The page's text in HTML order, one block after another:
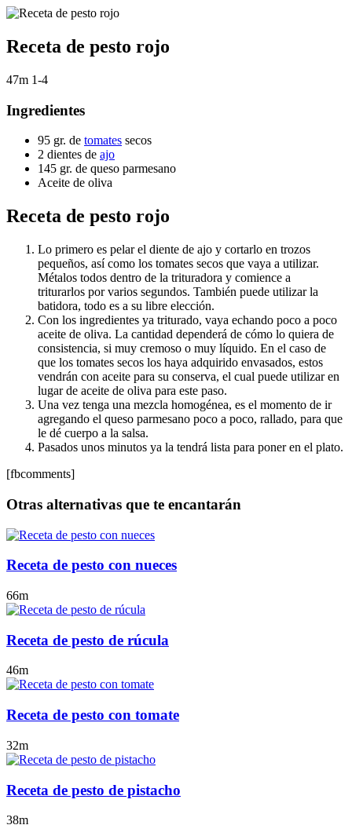
Receta de pesto rojo
47m 1-4
Ingredientes
95 gr. de tomates secos
2 dientes de ajo
145 gr. de queso parmesano
Aceite de oliva
Receta de pesto rojo
Lo primero es pelar el diente de ajo y cortarlo en trozos
pequeños, así como los tomates secos que vaya a utilizar.
Métalos todos dentro de la trituradora y comience a
triturarlos por varios segundos. También puede utilizar la
batidora, todo es a su libre elección.
Con los ingredientes ya triturado, vaya echando poco a poco
aceite de oliva. La cantidad dependerá de cómo lo quiera de
consistencia, si muy cremoso o muy líquido. En el caso de
que los tomates secos los haya adquirido envasados, estos
vendrán con aceite para su conserva, el cual puede utilizar en
lugar de aceite de oliva para este paso.
Una vez tenga una mezcla homogénea, es el momento de ir
agregando el queso parmesano poco a poco, rallado, para que
le dé cuerpo a la salsa.
Pasados unos minutos ya la tendrá lista para poner en el plato.
[fbcomments]
Otras alternativas que te encantarán
Receta de pesto con nueces
66m
Receta de pesto de rúcula
46m
Receta de pesto con tomate
32m
Receta de pesto de pistacho
38m